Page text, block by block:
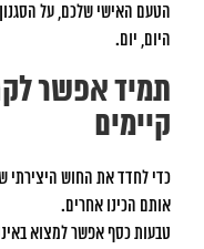
הטעם האישי שלכם, על
היום, יום.
תמיד אפשר
קיימים
כדי לחדד את החוש היצירתי
אותם הכינו אחרים.
טבעות כסף אפשר למצוא